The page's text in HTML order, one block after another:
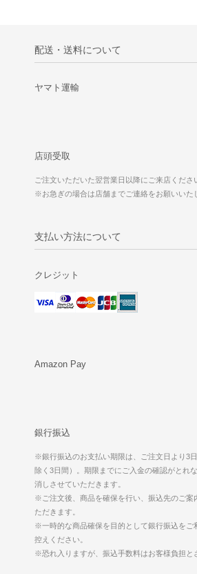
配送・送料について
ヤマト運輸
店頭受取
ご注文いただいた翌営業日以降にご来店くださ
※お急ぎの場合は店舗までご連絡をお願いいた
支払い方法について
クレジット
Amazon Pay
銀行振込
※銀行振込のお支払い期限は、ご注文日より3
除く3日間）。期限までにご入金の確認がとれ
消しさせていただきます。
※ご注文後、商品を確保を行い、振込先のご案
ただきます。
※一時的な商品確保を目的として銀行振込をご
控えください。
※恐れ入りますが、振込手数料はお客様負担と